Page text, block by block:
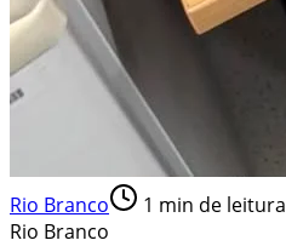
Rio Branco 1 min de leitura
Rio Branco